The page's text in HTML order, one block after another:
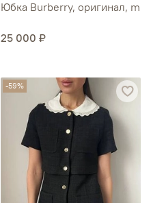
Юбка Burberry, оригинал, m
25 000 ₽
-59%